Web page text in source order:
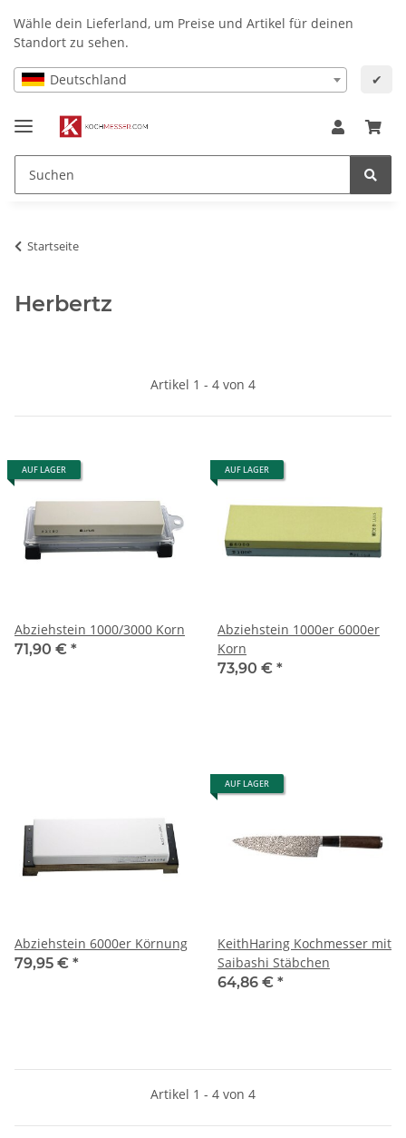
Wähle dein Lieferland, um Preise und Artikel für deinen
Standort zu sehen.
Deutschland ✔
Startseite
Herbertz
Artikel 1 - 4 von 4
AUF LAGER
Abziehstein 1000/3000 Korn
71,90 € *
AUF LAGER
Abziehstein 1000er 6000er
Korn
73,90 € *
Abziehstein 6000er Körnung
79,95 € *
AUF LAGER
KeithHaring Kochmesser mit
Saibashi Stäbchen
64,86 € *
Artikel 1 - 4 von 4